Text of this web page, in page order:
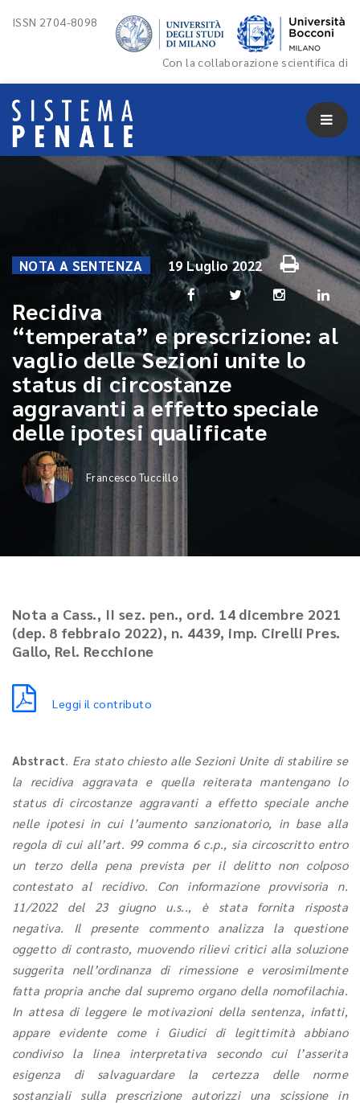
ISSN 2704-8098
Con la collaborazione scientifica di
NOTA A SENTENZA 19 Luglio 2022
Recidiva
“temperata” e prescrizione: al
vaglio delle Sezioni unite lo
status di circostanze
aggravanti a effetto speciale
delle ipotesi qualificate
Francesco Tuccillo
Nota a Cass., II sez. pen., ord. 14 dicembre 2021
(dep. 8 febbraio 2022), n. 4439, imp. Cirelli Pres.
Gallo, Rel. Recchione
Leggi il contributo
Abstract. Era stato chiesto alle Sezioni Unite di stabilire se
la recidiva aggravata e quella reiterata mantengano lo
status di circostanze aggravanti a effetto speciale anche
nelle ipotesi in cui l’aumento sanzionatorio, in base alla
regola di cui all’art. 99 comma 6 c.p., sia circoscritto entro
un terzo della pena prevista per il delitto non colposo
contestato al recidivo. Con informazione provvisoria n.
11/2022 del 23 giugno u.s.., è stata fornita risposta
negativa. Il presente commento analizza la questione
oggetto di contrasto, muovendo rilievi critici alla soluzione
suggerita nell’ordinanza di rimessione e verosimilmente
fatta propria anche dal supremo organo della nomofilachia.
In attesa di leggere le motivazioni della sentenza, infatti,
appare evidente come i Giudici di legittimità abbiano
condiviso la linea interpretativa secondo cui l’asserita
esigenza di salvaguardare la certezza delle norme
sostanziali sulla prescrizione autorizzi una scissione in